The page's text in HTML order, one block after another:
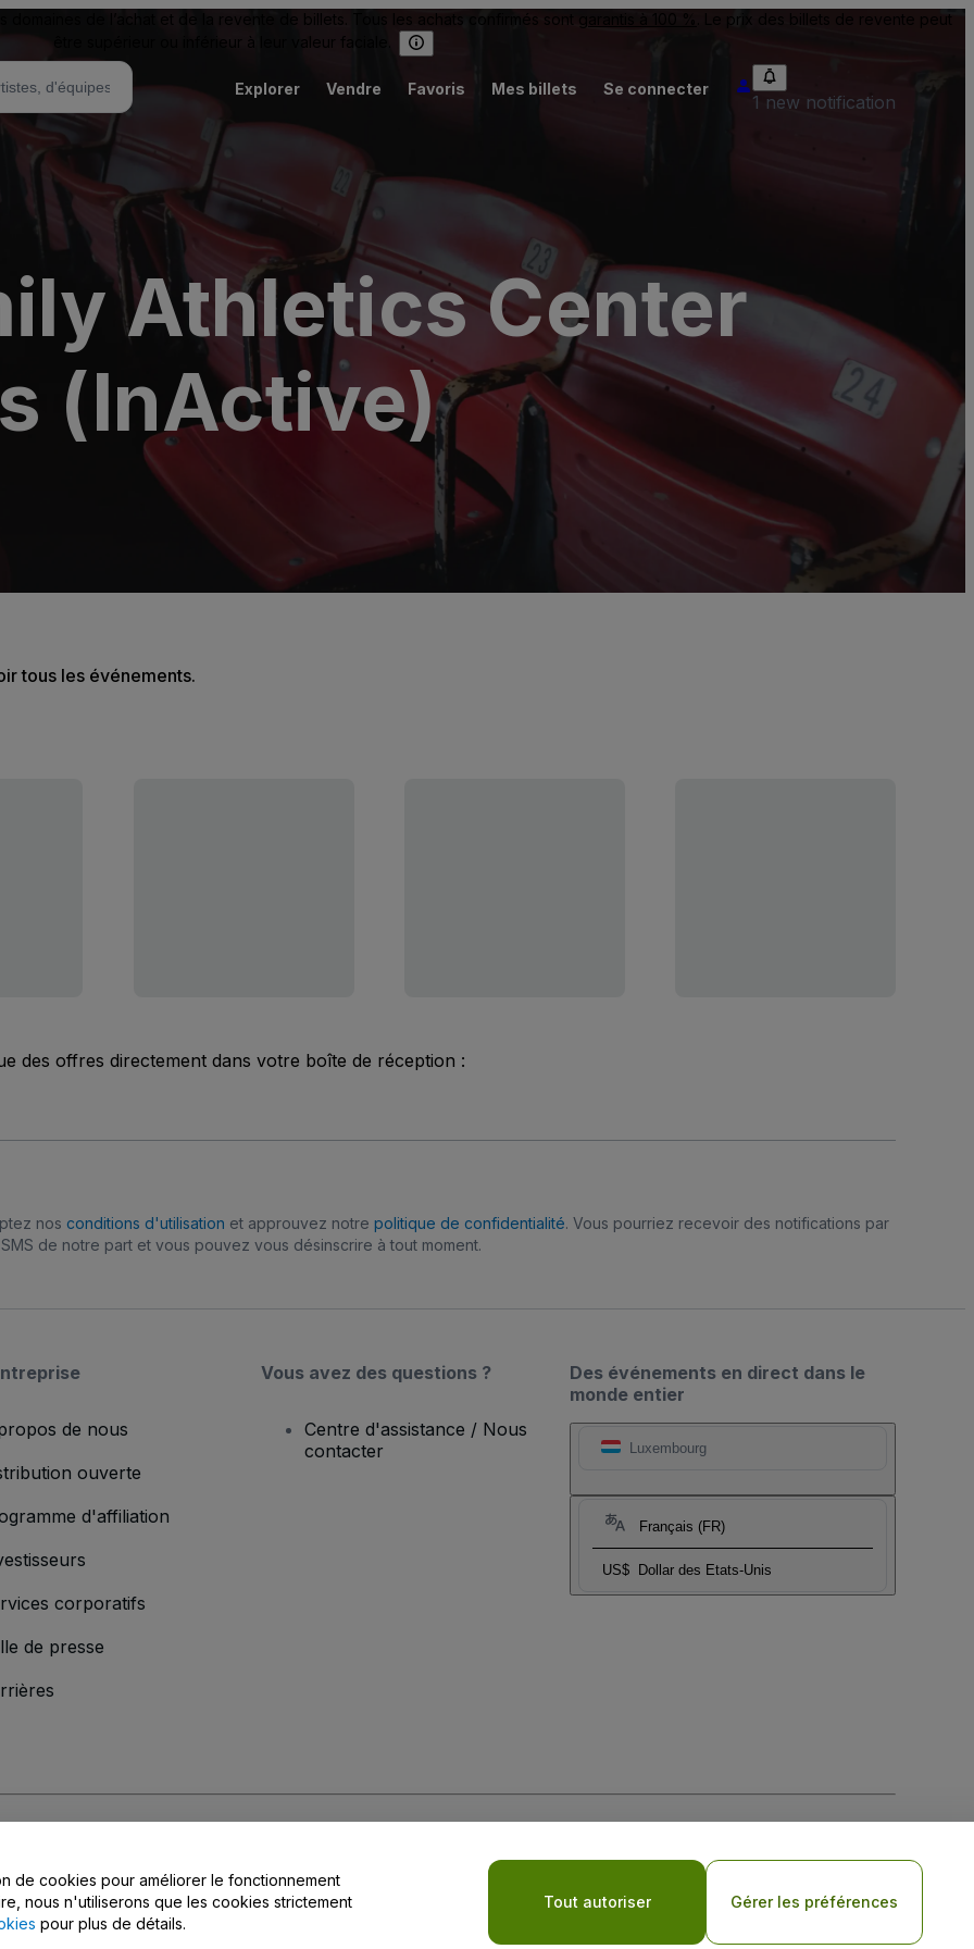
domaines de l’achat et de la revente de billets. Tous les achats confirmés sont garantis à 100 %
. Le prix des billets de revente peut
être supérieur ou inférieur à leur valeur faciale.
Explorer Vendre Favoris Mes billets Se connecter
1 new notification
Athletics Center
(InActive)
tous les événements.
des offres directement dans votre boîte de réception :
nos conditions d'utilisation et approuvez notre politique de confidentialité. Vous pourriez recevoir des notifications par
SMS de notre part et vous pouvez vous désinscrire à tout moment.
Des événements en direct dans le
monde entier
Luxembourg
Français (FR)
US$ Dollar des Etats-Unis
de nous
ouverte
d'affiliation
corporatifs
de presse
Vous avez des questions ?
Centre d'assistance / Nous
contacter
Politique de confidentialité pour les appareils mobiles
de confidentialité
de cookies pour améliorer le fonctionnement
nous n'utiliserons que les cookies strictement
pour plus de détails.
Tout autoriser Gérer les préférences